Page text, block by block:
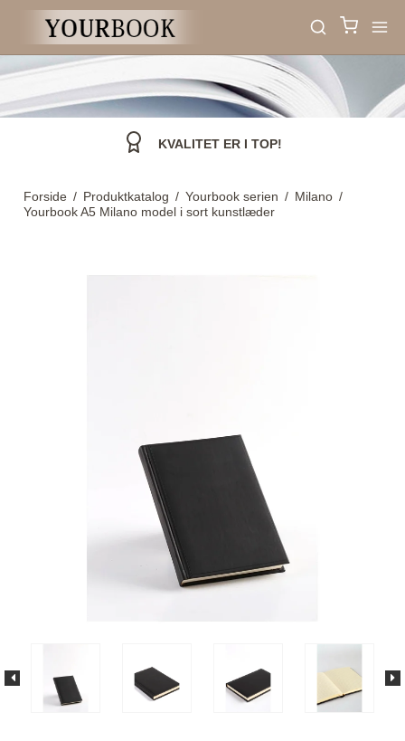
KVALITET ER I TOP!
Forside / Produktkatalog / Yourbook serien / Milano /
Yourbook A5 Milano model i sort kunstlæder